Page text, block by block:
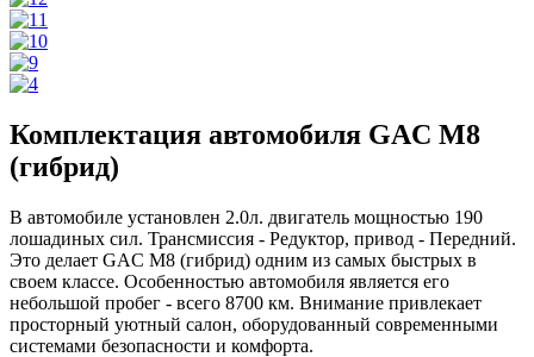
Комплектация автомобиля GAC M8
(гибрид)
В автомобиле установлен 2.0л. двигатель мощностью 190
лошадиных сил. Трансмиссия - Редуктор, привод - Передний.
Это делает GAC M8 (гибрид) одним из самых быстрых в
своем классе. Особенностью автомобиля является его
небольшой пробег - всего 8700 км. Внимание привлекает
просторный уютный салон, оборудованный современными
системами безопасности и комфорта.